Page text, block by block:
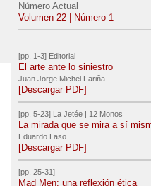
Número Actual
Volumen 22 | Número 1
[pp. 1-3] Editorial
El arte ante lo siniestro
Juan Jorge Michel Fariña
[Descargar PDF]
[pp. 5-23] La Jetée | 12 Monos
La mirada que se mira a sí
Eduardo Laso
[Descargar PDF]
[pp. 25-31]
Mad Men: una reflexión ética